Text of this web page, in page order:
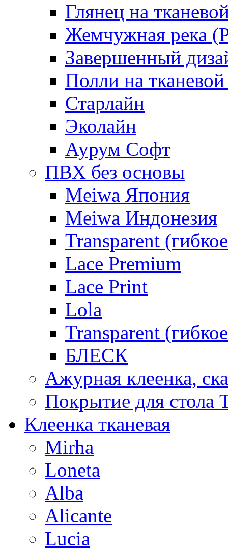
Глянец на
Жемчужная река
Завершенный
Полли на
Старлайн
Эколайн
Аурум Софт
ПВХ без основы
Meiwa Япония
Meiwa Индонезия
Transparent
Lace Premium
Lace Print
Lola
Transparent
БЛЕСК
Ажурная клеенка,
Покрытие для стола
Клеенка тканевая
Mirha
Loneta
Alba
Alicante
Lucia